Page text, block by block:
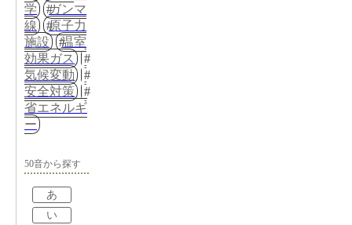
学
ガンマ
線
原子力
施設
温室
効果ガス
気候変動
安全対策
省エネルギ
ー
50音から探す
あ
い